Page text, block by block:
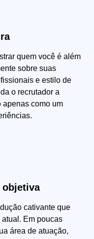
quem você é além
sobre suas
e estilo de
o recrutador a
apenas como um
objetiva
cativante que
Em poucas
área de atuação,